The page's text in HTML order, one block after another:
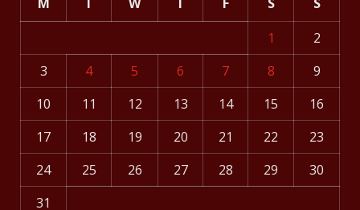
1
2
3
4 5 6 7 8
9
10
11 12 13 14 15
16
17
18 19 20 21 22
23
24
25 26 27 28 29
30
31